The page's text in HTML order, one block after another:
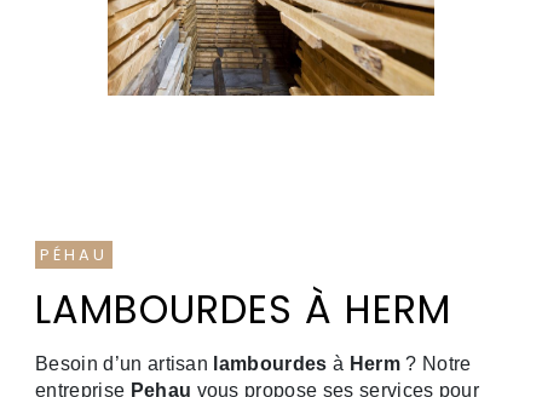
PÉHAU
LAMBOURDES À HERM
Besoin d’un artisan lambourdes à Herm? Notre
entreprise Pehau vous propose ses services pour